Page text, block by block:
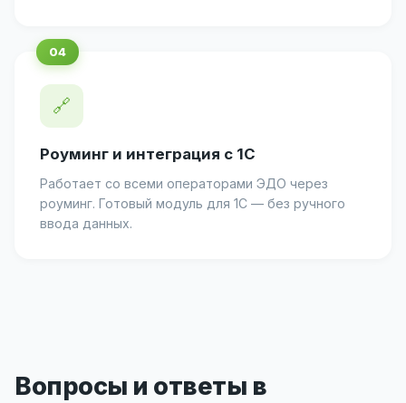
🔗
Роуминг и интеграция с 1С
Работает со всеми операторами ЭДО через
роуминг. Готовый модуль для 1С — без ручного
ввода данных.
Вопросы и ответы в